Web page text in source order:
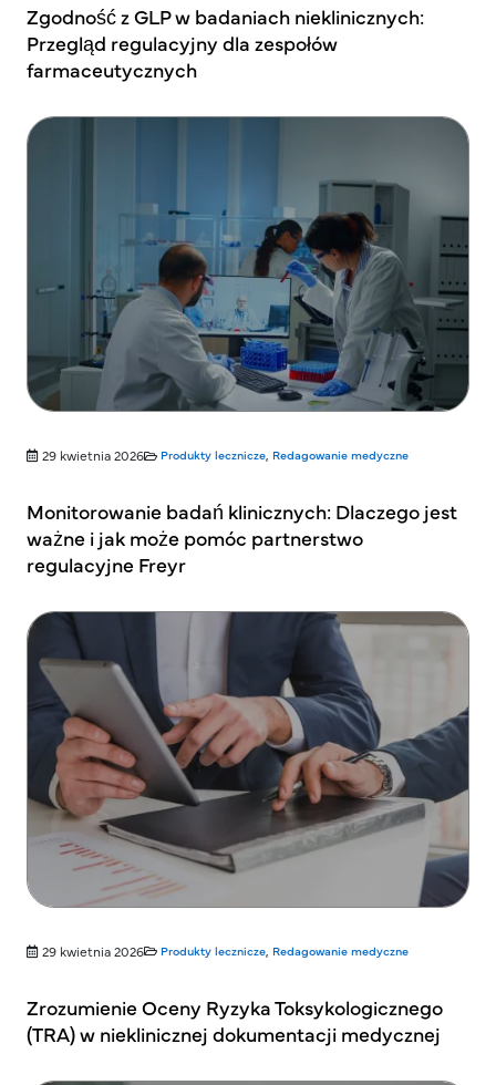
Zgodność z GLP w badaniach nieklinicznych:
Przegląd regulacyjny dla zespołów
farmaceutycznych
29 kwietnia 2026 Produkty lecznicze, Redagowanie medyczne
Monitorowanie badań klinicznych: Dlaczego jest
ważne i jak może pomóc partnerstwo
regulacyjne Freyr
29 kwietnia 2026 Produkty lecznicze Redagowanie medyczne
Zrozumienie Oceny Ryzyka Toksykologicznego
(TRA) w nieklinicznej dokumentacji medycznej